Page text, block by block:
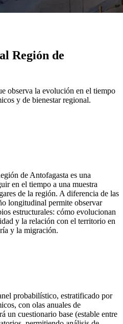
Región de
observa la evolución en el tiempo
y de bienestar regional.
de Antofagasta es una
en el tiempo a una muestra
de la región. A diferencia de las
longitudinal permite observar
estructurales: cómo evolucionan
y la relación con el territorio en
y la migración.
probabilístico, estratificado por
con olas anuales de
un cuestionario base (estable entre